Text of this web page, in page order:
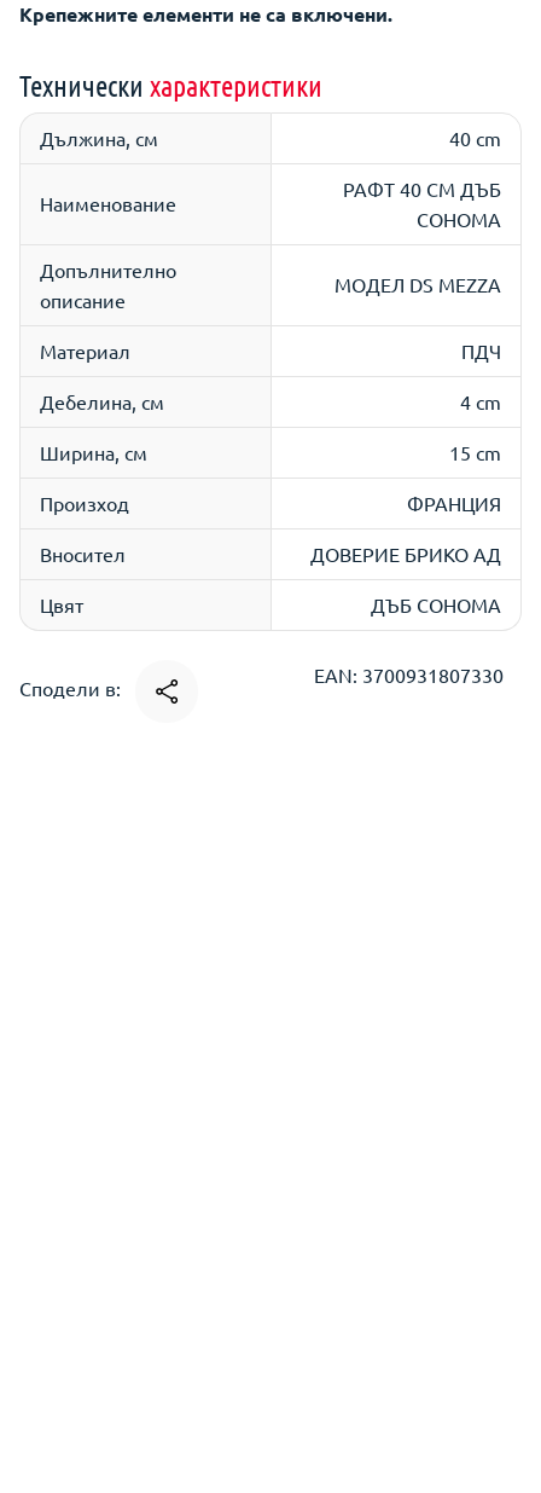
Крепежните елементи не са включени.
Технически характеристики
Дължина, см 40 cm
Наименование
РАФТ 40 СМ ДЪБ
СОНОМА
Допълнително
описание
МОДЕЛ DS MEZZA
Материал ПДЧ
Дебелина, см 4 cm
Ширина, см 15 cm
Произход ФРАНЦИЯ
Вносител ДОВЕРИЕ БРИКО АД
Цвят ДЪБ СОНОМА
Сподели в:
EAN: 3700931807330